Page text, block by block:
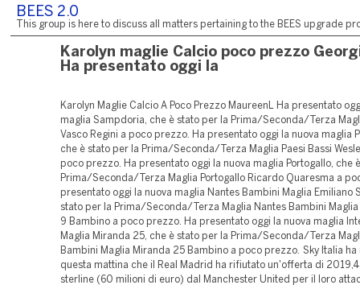
BEES 2.0
This group is here to discuss all matters pertaining to the BEES upgrade
Karolyn maglie Calcio poco prezzo
Ha presentato oggi la
Karolyn Maglie Calcio A Poco Prezzo MaureenL Ha presentato
maglia Sampdoria, che è stato per la Prima/Seconda/Terza
Vasco Regini a poco prezzo. Ha presentato oggi la nuova maglia
che è stato per la Prima/Seconda/Terza Maglia Paesi Bassi
poco prezzo. Ha presentato oggi la nuova maglia Portogallo, che
Prima/Seconda/Terza Maglia Portogallo Ricardo Quaresma a
presentato oggi la nuova maglia Nantes Bambini Maglia Emiliano
stato per la Prima/Seconda/Terza Maglia Nantes Bambini Maglia
9 Bambino a poco prezzo. Ha presentato oggi la nuova maglia
Maglia Miranda 25, che è stato per la Prima/Seconda/Terza
Bambini Maglia Miranda 25 Bambino a poco prezzo. Sky Italia
questa mattina che il Real Madrid ha rifiutato un'offerta di
sterline (60 milioni di euro) dal Manchester United per il loro